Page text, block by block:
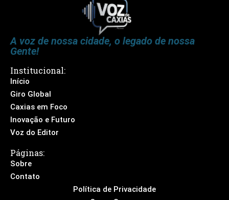
A voz de nossa cidade, o legado de nossa
Gente!
Institucional:
Início
Giro Global
Caxias em Foco
Inovação e Futuro
Voz do Editor
Páginas:
Sobre
Contato
Política de Privacidade